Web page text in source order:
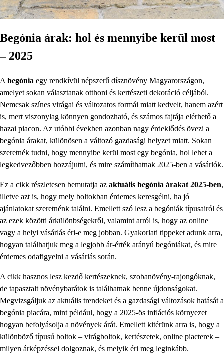
Begónia árak: hol és mennyibe kerül most
– 2025
A begónia egy rendkívül népszerű dísznövény Magyarországon,
amelyet sokan választanak otthoni és kertészeti dekoráció céljából.
Nemcsak színes virágai és változatos formái miatt kedvelt, hanem azért
is, mert viszonylag könnyen gondozható, és számos fajtája elérhető a
hazai piacon. Az utóbbi években azonban nagy érdeklődés övezi a
begónia árakat, különösen a változó gazdasági helyzet miatt. Sokan
szeretnék tudni, hogy mennyibe kerül most egy begónia, hol lehet a
legkedvezőbben hozzájutni, és mire számíthatnak 2025-ben a vásárlók.
Ez a cikk részletesen bemutatja az aktuális begónia árakat 2025-ben,
illetve azt is, hogy mely boltokban érdemes keresgélni, ha jó
ajánlatokat szeretnénk találni. Emellett szó lesz a begóniák típusairól és
az ezek közötti árkülönbségekről, valamint arról is, hogy az online
vagy a helyi vásárlás éri-e meg jobban. Gyakorlati tippeket adunk arra,
hogyan találhatjuk meg a legjobb ár-érték arányú begóniákat, és mire
érdemes odafigyelni a vásárlás során.
A cikk hasznos lesz kezdő kertészeknek, szobanövény-rajongóknak,
de tapasztalt növénybarátok is találhatnak benne újdonságokat.
Megvizsgáljuk az aktuális trendeket és a gazdasági változások hatását a
begónia piacára, mint például, hogy a 2025-ös inflációs környezet
hogyan befolyásolja a növények árát. Emellett kitérünk arra is, hogy a
különböző típusú boltok – virágboltok, kertészetek, online piacterek –
milyen árképzéssel dolgoznak, és melyik éri meg leginkább.